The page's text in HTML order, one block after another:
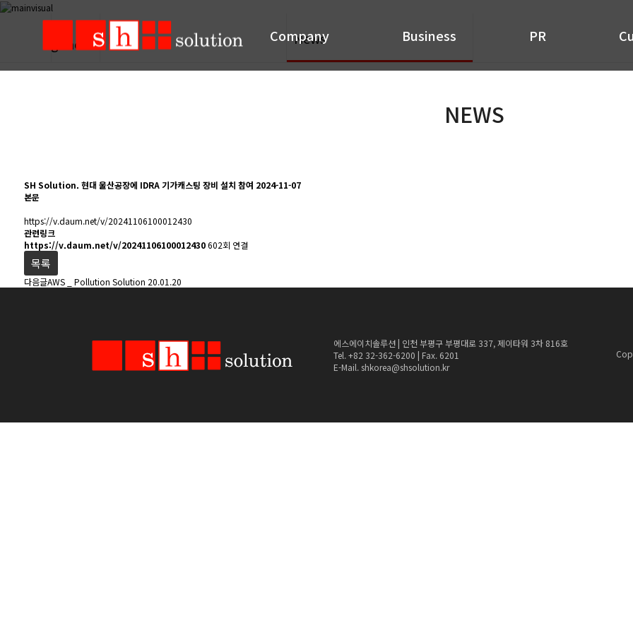
Company Business PR
PR News
NEWS
SH Solution. 현대 울산공장에 IDRA 기가캐스팅 장비 설치 참여 2024-11-07
본문
https://v.daum.net/v/20241106100012430
관련링크
https://v.daum.net/v/20241106100012430 602회 연결
목록
다음글AWS _ Pollution Solution 20.01.20
에스에이치솔루션 | 인천 부평구 부평대로 337, 제이타워 3차 816호
Tel. +82 32-362-6200 | Fax. 6201
E-Mail. shkorea@shsolution.kr